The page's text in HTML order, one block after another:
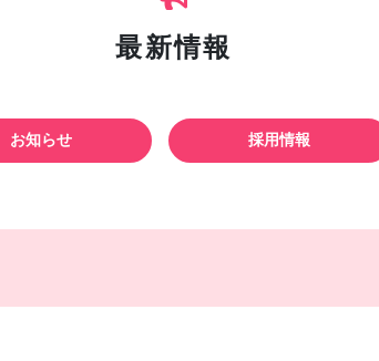
最新情報
お知らせ 採用情報